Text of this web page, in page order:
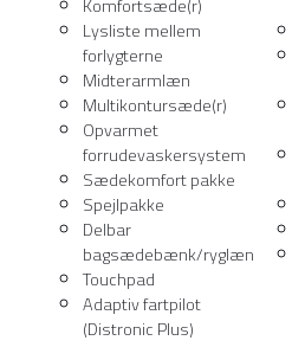
Lysliste mellem
forlygterne
Midterarmlæn
Multikontursæde(r)
Opvarmet
forrudevaskersystem
Sædekomfort pakke
Spejlpakke
Delbar
bagsædebænk/ryglæn
Touchpad
Adaptiv fartpilot
(Distronic Plus)